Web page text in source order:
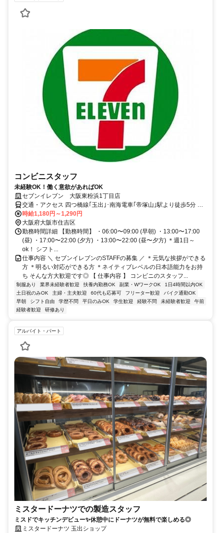
コンビニスタッフ
未経験OK！働く意欲があればOK
セブンイレブン 大阪東粉浜1丁目店
交通・アクセス 四つ橋線｢玉出｣･南海電車｢帝塚山｣駅より徒歩5分 ※
自転車･バイク通勤可
時給1,180円～1,290円
大阪府大阪市住吉区
勤務時間詳細 【勤務時間】 ・06:00〜09:00 (早朝) ・13:00〜17:00
(昼) ・17:00〜22:00 (夕方) ・13:00〜22:00 (昼〜夕方) ＊週1日～
ok！ シフト...
仕事内容 ＼ セブンイレブンのSTAFFの募集 ／ ＊元気な挨拶ができる
方 ＊明るい対応ができる方 ＊ネイティブレベルの⽇本語能⼒をお持
ち そんな方大歓迎です◎ 【 仕事内容 】 コンビニのスタッフ...
制服あり 業界未経験者歓迎 扶養内勤務OK 副業・WワークOK
1日4時間以内OK
土日祝のみOK
主婦・主夫歓迎 60代も応募可 フリーター歓迎
バイク通勤OK
早朝
シフト自由 学歴不問 平日のみOK 学生歓迎 経験不問 未経験者歓迎
午前
経験者歓迎
研修あり
アルバイト・パート
ミスタードーナツでの製造スタッフ
ミスドでキッチンデビュー✨休憩中にドーナツが無料で楽しめる◎
ミスタードーナツ 玉出ショップ